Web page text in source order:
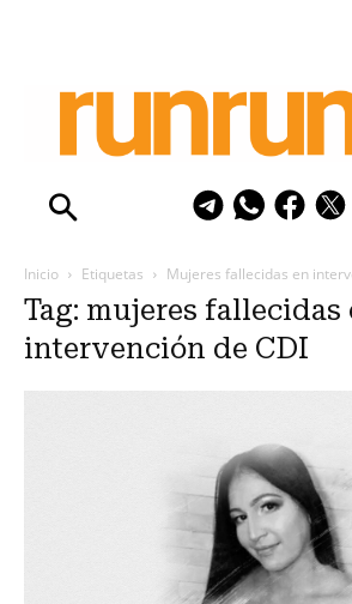
Inicio Etiquetas Mujeres fallecidas en
Tag: mujeres fallecidas
intervención de CDI